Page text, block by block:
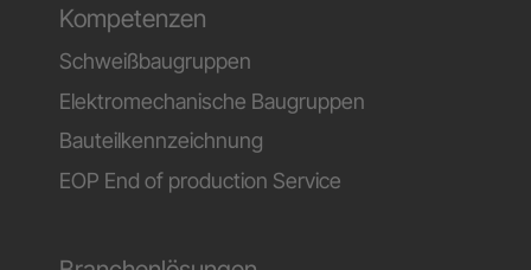
Kompetenzen
Schweißbaugruppen
Elektromechanische Baugruppen
Bauteilkennzeichnung
EOP End of production Service